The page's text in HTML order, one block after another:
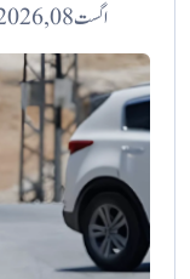
اگست 08, 2026